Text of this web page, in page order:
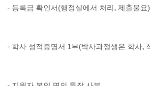
- 등록금 확인서(행정실에서 처리, 제출불요)
- 학사 성적증명서 1부(박사과정생은 학사,